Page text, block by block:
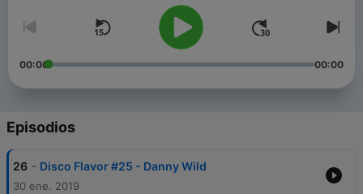
00:00 00:00
Episodios
26 - Disco Flavor #25 - Danny Wild
30 ene. 2019